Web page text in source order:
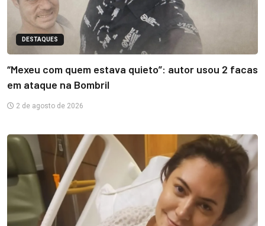
DESTAQUES
“Mexeu com quem estava quieto”: autor usou 2 facas
em ataque na Bombril
2 de agosto de 2026